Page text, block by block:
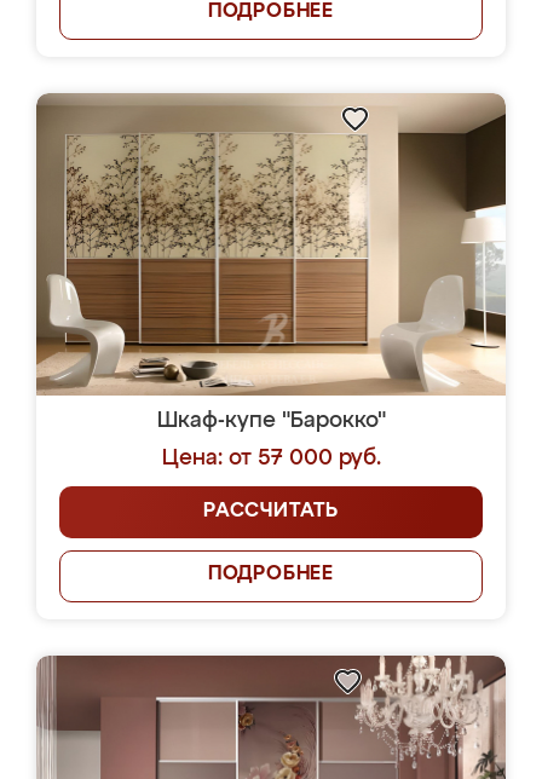
ПОДРОБНЕЕ
Шкаф-купе "Барокко"
Цена: от 57 000 руб.
РАССЧИТАТЬ
ПОДРОБНЕЕ